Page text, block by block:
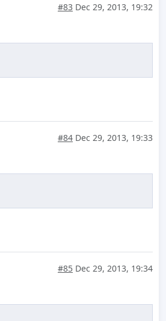
#83 Dec 29, 2013, 19:32
#84 Dec 29, 2013, 19:33
#85 Dec 29, 2013, 19:34